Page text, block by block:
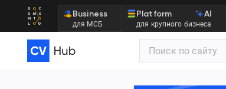
Business
для МСБ
Platform
AI
для крупного бизнеса